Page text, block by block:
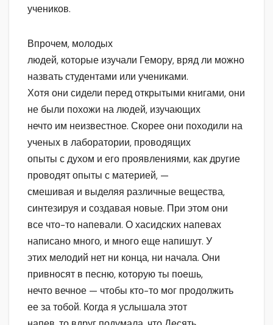
учеников.
Впрочем, молодых
людей, которые изучали Гемору, вряд ли можно
назвать студентами или учениками.
Хотя они сидели перед открытыми книгами, они
не были похожи на людей, изучающих
нечто им неизвестное. Скорее они походили на
ученых в лаборатории, проводящих
опыты с духом и его проявлениями, как другие
проводят опыты с материей, —
смешивая и выделяя различные вещества,
синтезируя и создавая новые. При этом они
все что-то напевали. О хасидских напевах
написано много, и много еще напишут. У
этих мелодий нет ни конца, ни начала. Они
привносят в песню, которую ты поешь,
нечто вечное — чтобы кто-то мог продолжить
ее за тобой. Когда я услышала этот